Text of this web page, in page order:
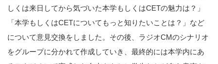
しくは来日してから気づいた本学もしくはCETの魅力は？」
「本学もしくはCETについてもっと知りたいことは？」など
について意見交換をしました。その後、ラジオCMのシナリオ
をグループに分かれて作成していき、最終的には本学内にあ